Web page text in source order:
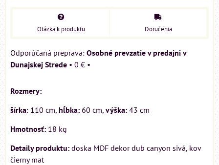
Otázka k produktu Doručenia
Osobné prevzatie v predajni v
Dunajskej Strede • 0 € •
Rozmery:
šírka: 110 cm, hĺbka: 60 cm, výška: 43 cm
Hmotnosť: 18 kg
Detaily produktu: doska MDF dekor dub canyon sivá, kov
čierny mat